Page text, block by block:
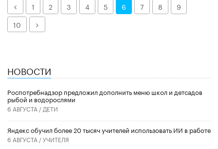
Назад1 2 3 4 5 6 7 8
9
10
Далее
НОВОСТИ
Роспотребнадзор предложил дополнить меню школ и детсадов
рыбой и водорослями
6 АВГУСТА / ДЕТИ
​Яндекс обучил более 20 тысяч учителей использовать ИИ в работе
6 АВГУСТА /УЧИТЕЛЯ